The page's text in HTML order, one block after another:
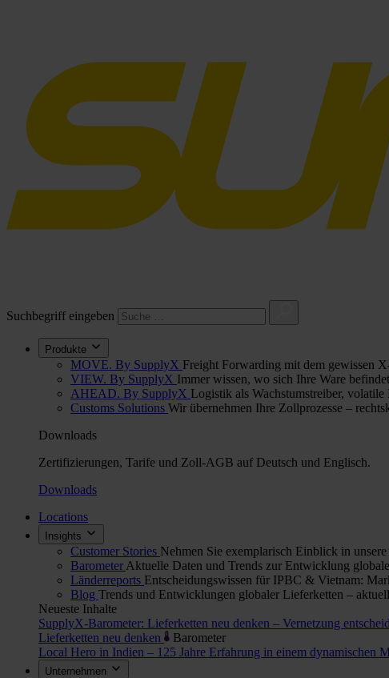
Suchbegriff eingeben
Produkte
MOVE. By SupplyX Freight Forwarding mit dem gewissen
VIEW. By SupplyX Immer wissen, wo sich Ihre Ware
AHEAD. By SupplyX Logistik als Wachstumstreiber,
Customs Solutions Wir übernehmen Ihre Zollprozesse –
Downloads
Zertifizierungen, Tarife und Zoll-AGB auf Deutsch und Englisch.
Downloads
Locations
Insights
Customer Stories Nehmen Sie exemplarisch Einblick in
Barometer Aktuelle Daten und Trends zur Entwicklung
Länderreports Entscheidungswissen für IPBC & Vietnam:
Blog Trends und Entwicklungen globaler Lieferketten –
Neueste Inhalte
SupplyX-Barometer: Lieferketten neu denken – Vernetzung
Lieferketten neu denken
Barometer
Local Hero in Indien – 125 Jahre Erfahrung in einem dynamischen
Unternehmen